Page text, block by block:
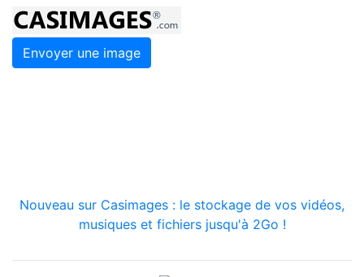
Envoyer une image
Nouveau sur Casimages : le stockage de vos vidéos,
musiques et fichiers jusqu'à 2Go !